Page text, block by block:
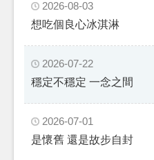
2026-08-03
想吃個良心冰淇淋
2026-07-22
穩定不穩定 一念之間
2026-07-01
是懷舊 還是故步自封